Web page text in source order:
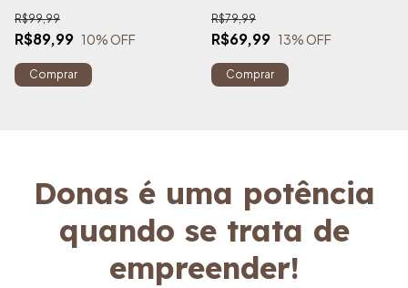
R$89,99
R$99,99
10% OFF
Comprar
R$69,99
R$79,99
13% OFF
Comprar
Donas é uma potência
quando se trata de
empreender!